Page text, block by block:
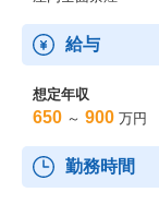
給与
想定年収
650 ～ 900 万円
勤務時間